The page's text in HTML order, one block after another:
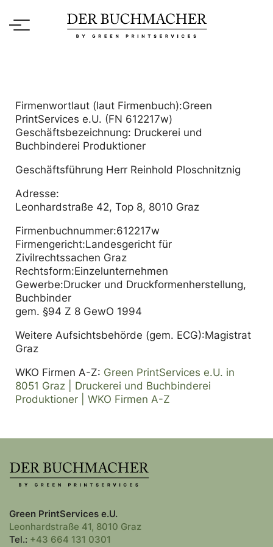
Firmenwortlaut (laut Firmenbuch):Green
PrintServices e.U. (FN 612217w)
Geschäftsbezeichnung: Druckerei und
Buchbinderei Produktioner
Geschäftsführung Herr Reinhold Ploschnitznig
Adresse:
Leonhardstraße 42, Top 8, 8010 Graz
Firmenbuchnummer:612217w
Firmengericht:Landesgericht für
Zivilrechtssachen Graz
Rechtsform:Einzelunternehmen
Gewerbe:Drucker und Druckformenherstellung,
Buchbinder
gem. §94 Z 8 GewO 1994
Weitere Aufsichtsbehörde (gem. ECG):Magistrat
Graz
WKO Firmen A-Z: Green PrintServices e.U. in
8051 Graz | Druckerei und Buchbinderei
Produktioner | WKO Firmen A-Z
Green PrintServices e.U.
Leonhardstraße 41, 8010 Graz
Tel.: +43 664 131 0301